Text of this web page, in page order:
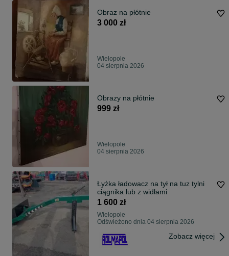
Obraz na płótnie
3 000 zł
Wielopole
04 sierpnia 2026
Obrazy na płótnie
999 zł
Wielopole
04 sierpnia 2026
Łyżka ładowacz na tył na tuz tylni
ciągnika lub z widłami
1 600 zł
Wielopole
Odświeżono dnia 04 sierpnia 2026
Zobacz więcej